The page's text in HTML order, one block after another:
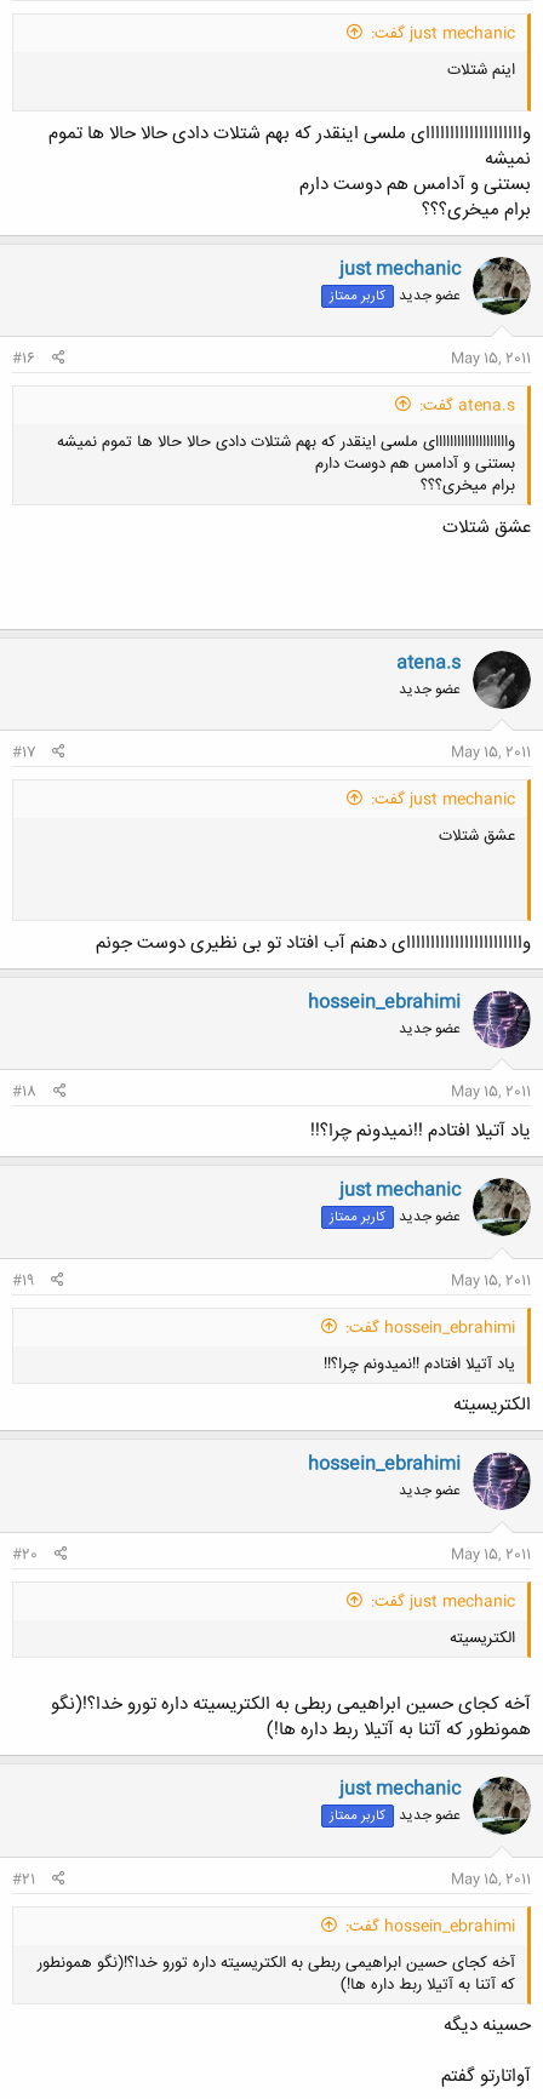
just mechanic گفت:
اینم شتلات
واااااااااااااااااااای ملسی اینقدر که بهم شتلات دادی حالا حالا ها تموم
نمیشه
بستنی و آدامس هم دوست دارم
برام میخری؟؟؟
just mechanic
عضو جدید کاربر ممتاز
May 15, 2011
#16
atena.s گفت:
واااااااااااااااااااای ملسی اینقدر که بهم شتلات دادی حالا حالا ها تموم نمیشه
بستنی و آدامس هم دوست دارم
برام میخری؟؟؟
عشق شتلات
atena.s
عضو جدید
May 15, 2011
#17
just mechanic گفت:
عشق شتلات
واااااااااااااااااااااااای دهنم آب افتاد تو بی نظیری دوست جونم
hossein_ebrahimi
عضو جدید
May 15, 2011
#18
یاد آتیلا افتادم !!نمیدونم چرا؟!!
just mechanic
عضو جدید کاربر ممتاز
May 15, 2011
#19
hossein_ebrahimi گفت:
یاد آتیلا افتادم !!نمیدونم چرا؟!!
الکتریسیته
hossein_ebrahimi
عضو جدید
May 15, 2011
#20
just mechanic گفت:
الکتریسیته
کلیک کنید تا باز شود...
آخه کجای حسین ابراهیمی ربطی به الکتریسیته داره تورو خدا؟!(نگو
همونطور که آتنا به آتیلا ربط داره ها!)
just mechanic
عضو جدید کاربر ممتاز
May 15, 2011
#21
hossein_ebrahimi گفت:
آخه کجای حسین ابراهیمی ربطی به الکتریسیته داره تورو خدا؟!(نگو همونطور
که آتنا به آتیلا ربط داره ها!)
حسینه دیگه
آواتارتو گفتم